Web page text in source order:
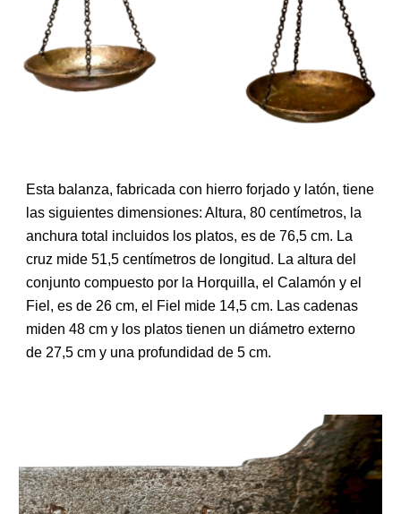
Esta balanza, fabricada con hierro forjado y latón, tiene
las siguientes dimensiones: Altura, 80 centímetros, la
anchura total incluidos los platos, es de 76,5 cm. La
cruz mide 51,5 centímetros de longitud. La altura del
conjunto compuesto por la Horquilla, el Calamón y el
Fiel, es de 26 cm, el Fiel mide 14,5 cm. Las cadenas
miden 48 cm y los platos tienen un diámetro externo
de 27,5 cm y una profundidad de 5 cm.